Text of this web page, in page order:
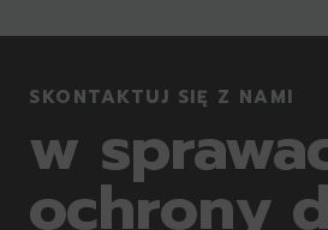
SKONTAKTUJ SIĘ Z NAMI
w
ochrony